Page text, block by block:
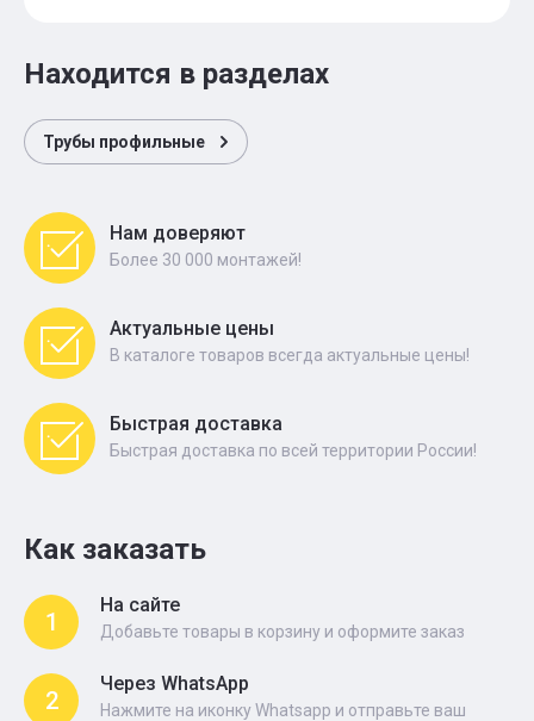
Находится в разделах
Трубы профильные
Нам доверяют
Более 30 000 монтажей!
Актуальные цены
В каталоге товаров всегда актуальные цены!
Быстрая доставка
Быстрая доставка по всей территории России!
Как заказать
1
На сайте
Добавьте товары в корзину и оформите заказ
2
Через WhatsApp
Нажмите на иконку Whatsapp и отправьте ваш